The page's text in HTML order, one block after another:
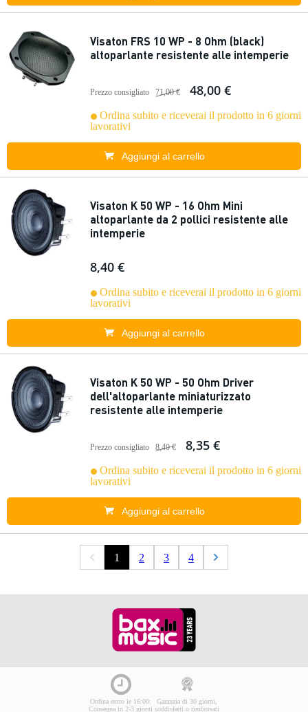
Visaton FRS 10 WP - 8 Ohm (black)
altoparlante resistente alle intemperie
Prezzo consigliato 71,00 € 48,00 €
Ordina subito e riceverai il prodotto in 6 giorni
lavorativi
Aggiungi al carrello
Visaton K 50 WP - 16 Ohm Mini
altoparlante da 2 pollici resistente alle
intemperie
8,40 €
Ordina subito e riceverai il prodotto in 6 giorni
lavorativi
Aggiungi al carrello
Visaton K 50 WP - 50 Ohm Driver
dell'altoparlante miniaturizzato
resistente alle intemperie
Prezzo consigliato 8,40 € 8,35 €
Ordina subito e riceverai il prodotto in 6 giorni
lavorativi
Aggiungi al carrello
1 2 3 4
Ordina entro le 16:00:
Consegna in 2-3 giorni
Garanzia di 30 giorni,
soddisfatti o rimborsati